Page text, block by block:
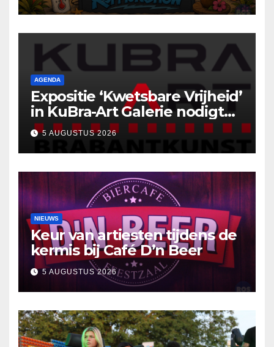
AGENDA
Expositie ‘Kwetsbare Vrijheid’
in KuBra-Art Galerie nodigt
uit tot ontmoeting en
reflectie
5 AUGUSTUS 2026
NIEUWS
Keur van artiesten tijdens de
kermis bij Café D’n Beer
5 AUGUSTUS 2026